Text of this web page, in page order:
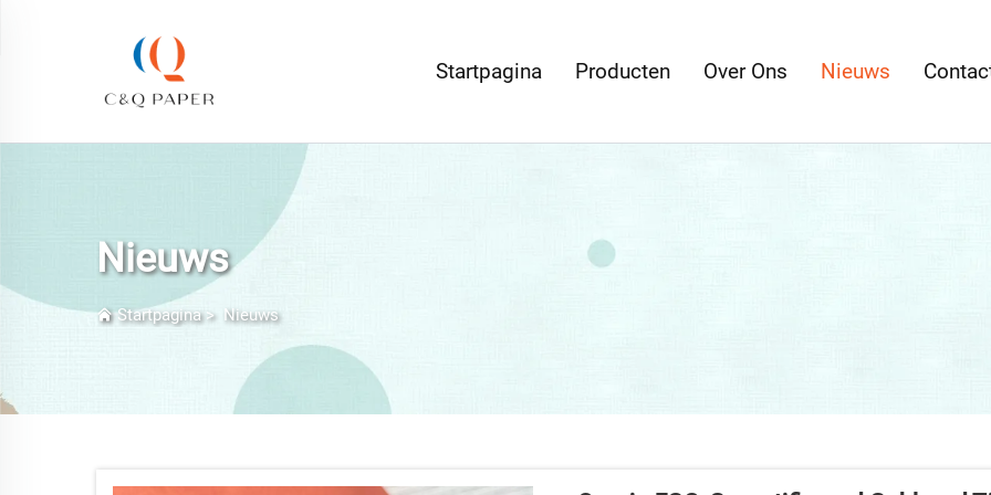
Startpagina Producten Over Ons Nieuws
Nieuws
Startpagina> Nieuws